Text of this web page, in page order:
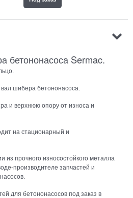
бетононасоса Sermac.
шибера бетононасоса.
и верхнюю опору от износа и
на стационарный и
из прочного износостойкого металла
производителе запчастей и
для бетононасосов под заказ в